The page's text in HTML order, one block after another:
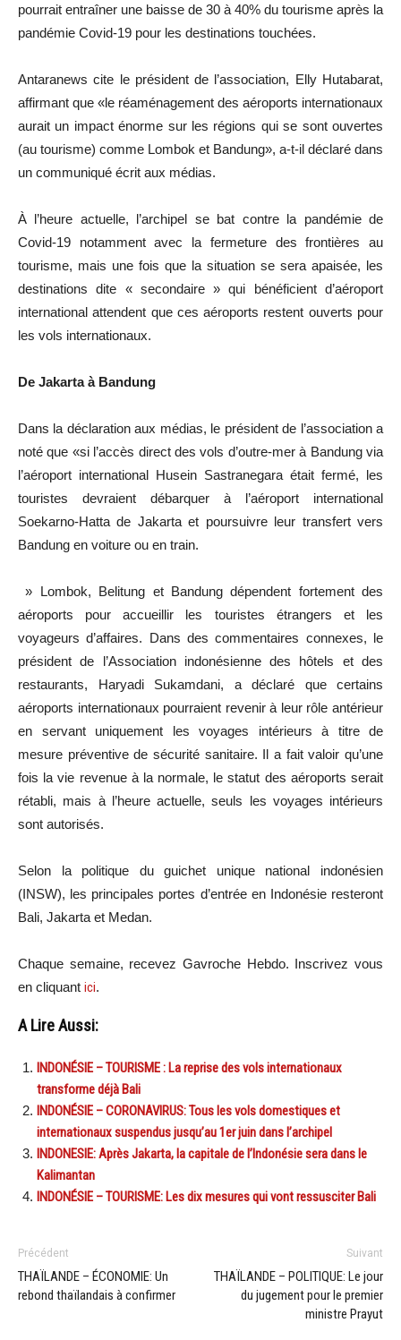
pourrait entraîner une baisse de 30 à 40% du tourisme après la
pandémie Covid-19 pour les destinations touchées.
Antaranews cite le président de l’association, Elly Hutabarat,
affirmant que «le réaménagement des aéroports internationaux
aurait un impact énorme sur les régions qui se sont ouvertes
(au tourisme) comme Lombok et Bandung», a-t-il déclaré dans
un communiqué écrit aux médias.
À l’heure actuelle, l’archipel se bat contre la pandémie de
Covid-19 notamment avec la fermeture des frontières au
tourisme, mais une fois que la situation se sera apaisée, les
destinations dite « secondaire » qui bénéficient d’aéroport
international attendent que ces aéroports restent ouverts pour
les vols internationaux.
De Jakarta à Bandung
Dans la déclaration aux médias, le président de l’association a
noté que «si l’accès direct des vols d’outre-mer à Bandung via
l’aéroport international Husein Sastranegara était fermé, les
touristes devraient débarquer à l’aéroport international
Soekarno-Hatta de Jakarta et poursuivre leur transfert vers
Bandung en voiture ou en train.
» Lombok, Belitung et Bandung dépendent fortement des
aéroports pour accueillir les touristes étrangers et les
voyageurs d’affaires. Dans des commentaires connexes, le
président de l’Association indonésienne des hôtels et des
restaurants, Haryadi Sukamdani, a déclaré que certains
aéroports internationaux pourraient revenir à leur rôle antérieur
en servant uniquement les voyages intérieurs à titre de
mesure préventive de sécurité sanitaire. Il a fait valoir qu’une
fois la vie revenue à la normale, le statut des aéroports serait
rétabli, mais à l’heure actuelle, seuls les voyages intérieurs
sont autorisés.
Selon la politique du guichet unique national indonésien
(INSW), les principales portes d’entrée en Indonésie resteront
Bali, Jakarta et Medan.
Chaque semaine, recevez Gavroche Hebdo. Inscrivez vous
en cliquant ici.
A Lire Aussi:
INDONÉSIE – TOURISME : La reprise des vols internationaux
transforme déjà Bali
INDONÉSIE – CORONAVIRUS: Tous les vols domestiques et
internationaux suspendus jusqu’au 1er juin dans l’archipel
INDONESIE: Après Jakarta, la capitale de l’Indonésie sera dans le
Kalimantan
INDONÉSIE – TOURISME: Les dix mesures qui vont ressusciter Bali
Précédent
THAÏLANDE – ÉCONOMIE: Un
rebond thaïlandais à confirmer
Suivant
THAÏLANDE – POLITIQUE: Le jour
du jugement pour le premier
ministre Prayut